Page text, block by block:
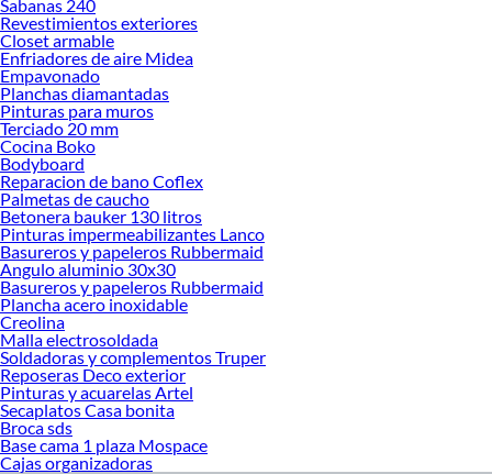
Sabanas 240
Revestimientos exteriores
Closet armable
Enfriadores de aire Midea
Empavonado
Planchas diamantadas
Pinturas para muros
Terciado 20 mm
Cocina Boko
Bodyboard
Reparacion de bano Coflex
Palmetas de caucho
Betonera bauker 130 litros
Pinturas impermeabilizantes Lanco
Basureros y papeleros Rubbermaid
Angulo aluminio 30x30
Basureros y papeleros Rubbermaid
Plancha acero inoxidable
Creolina
Malla electrosoldada
Soldadoras y complementos Truper
Reposeras Deco exterior
Pinturas y acuarelas Artel
Secaplatos Casa bonita
Broca sds
Base cama 1 plaza Mospace
Cajas organizadoras